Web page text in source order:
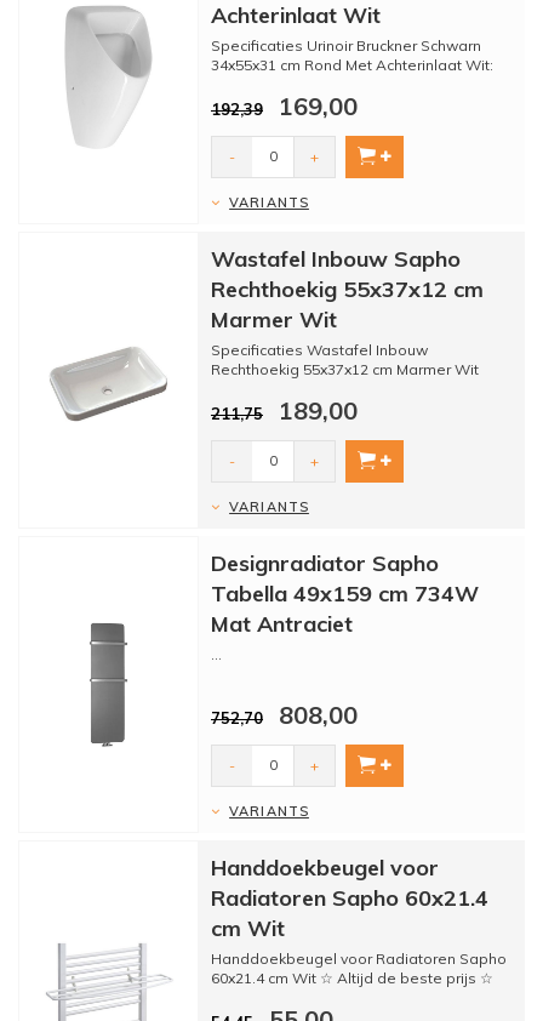
Achterinlaat Wit
Specificaties Urinoir Bruckner Schwarn
34x55x31 cm Rond Met Achterinlaat Wit:
- ...
192,39 169,00
- +
VARIANTS
Wastafel Inbouw Sapho
Rechthoekig 55x37x12 cm
Marmer Wit
Specificaties Wastafel Inbouw
Rechthoekig 55x37x12 cm Marmer Wit
- Merk: Sapho
- Se...
211,75 189,00
- +
VARIANTS
Designradiator Sapho
Tabella 49x159 cm 734W
Mat Antraciet
752,70 808,00
- +
VARIANTS
Handdoekbeugel voor
Radiatoren Sapho 60x21.4
cm Wit
Handdoekbeugel voor Radiatoren Sapho
60x21.4 cm Wit ☆ Altijd de beste prijs ☆